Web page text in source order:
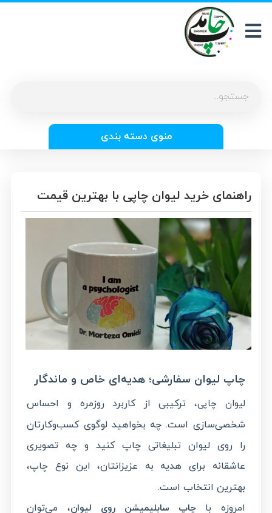
منوی دسته بندی
راهنمای خرید لیوان چاپی با بهترین قیمت
چاپ لیوان سفارشی؛ هدیه‌ای خاص و ماندگار
لیوان چاپی، ترکیبی از کاربرد روزمره و احساس
شخصی‌سازی است. چه بخواهید لوگوی کسب‌وکارتان
را روی لیوان تبلیغاتی چاپ کنید و چه تصویری
عاشقانه برای هدیه به عزیزانتان، این نوع چاپ،
بهترین انتخاب است.
امروزه با چاپ سابلیمیشن روی لیوان، می‌توان